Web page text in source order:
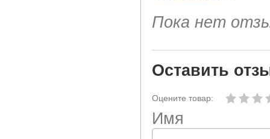
Пока нет
Оставить
Оцените товар:
Имя